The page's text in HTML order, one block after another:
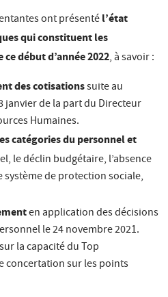
ont présentél’état
qui constituent les
début d’année 2022, à savoir :
des cotisationssuite au
janvier de la part du Directeur
Humaines.
catégories du personnel et
le déclin budgétaire, l’absence
de protection sociale,
en application des décisions
le 24 novembre 2021.
la capacité du Top
concertation sur les points